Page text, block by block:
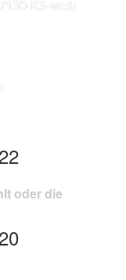
KS-web
oder die